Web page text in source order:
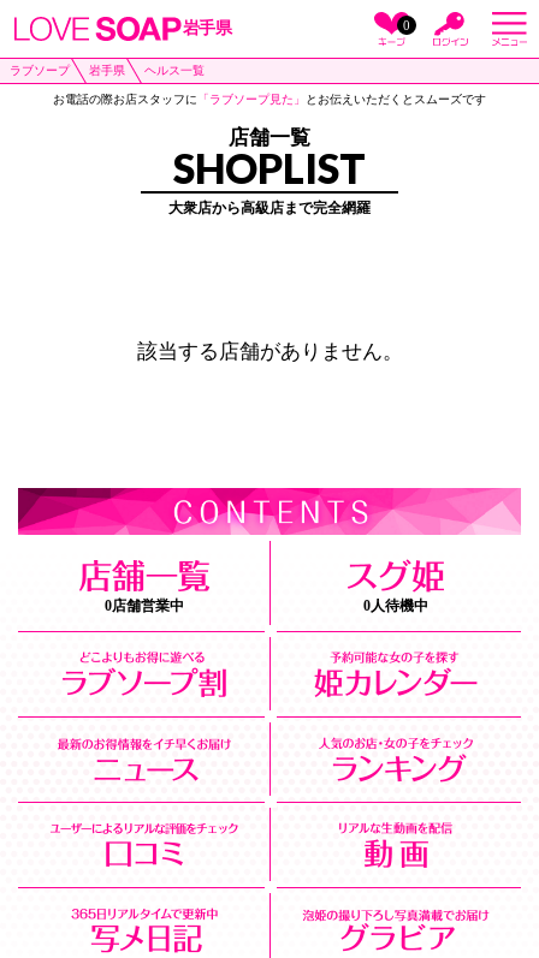
岩手県 0
ラブソープ 岩手県 ヘルス一覧
お電話の際お店スタッフに 「ラブソープ見た」 とお伝えいただくとスムーズです
店舗一覧
SHOPLIST
大衆店から高級店まで完全網羅
該当する店舗がありません。
0店舗営業中 0人待機中